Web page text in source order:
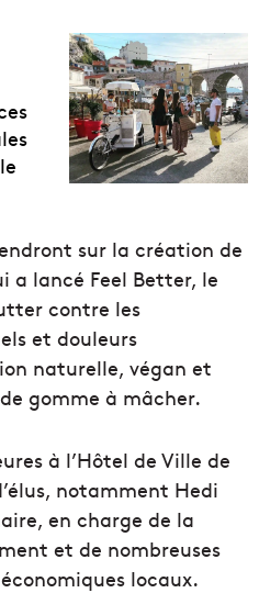
sur la création de
a lancé Feel Better, le
contre les
et douleurs
naturelle, végan et
gomme à mâcher.
à l’Hôtel de Ville de
notamment Hedi
en charge de la
et de nombreuses
locaux.